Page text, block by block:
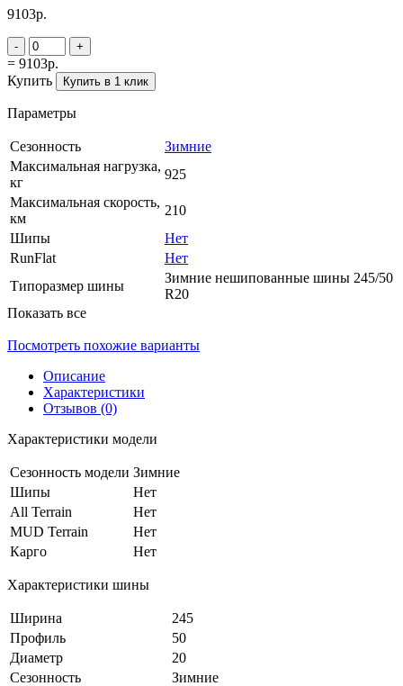
9103р.
- +
= 9103р.
Купить
Купить в 1 клик
Параметры
Сезонность
Зимние
Максимальная нагрузка,
кг
925
Максимальная скорость,
км
210
Шипы
Нет
RunFlat
Нет
Типоразмер шины
Зимние нешипованные шины 245/50
R20
Показать все
Посмотреть похожие варианты
Описание
Характеристики
Отзывов (0)
Характеристики модели
Сезонность модели Зимние
Шипы
Нет
All Terrain
Нет
MUD Terrain
Нет
Карго
Нет
Характеристики шины
Ширина
245
Профиль
50
Диаметр
20
Сезонность
Зимние